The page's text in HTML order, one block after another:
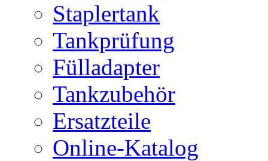
Staplertank
Tankprüfung
Fülladapter
Tankzubehör
Ersatzteile
Online-Katalog